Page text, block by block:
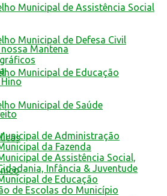
Municipal de Assistência Social
Municipal de Defesa Civil
Municipal de Educação
Municipal de Saúde
Mantena
de Administração
da Fazenda
de Assistência Social,
Infância & Juventude
de Educação
de Escolas do Município